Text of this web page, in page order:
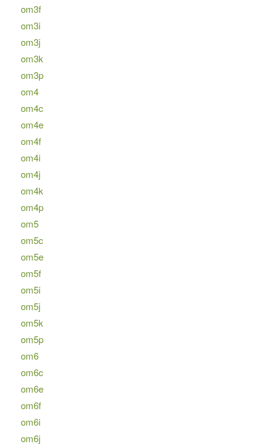
om3f
om3i
om3j
om3k
om3p
om4
om4c
om4e
om4f
om4i
om4j
om4k
om4p
om5
om5c
om5e
om5f
om5i
om5j
om5k
om5p
om6
om6c
om6e
om6f
om6i
om6j